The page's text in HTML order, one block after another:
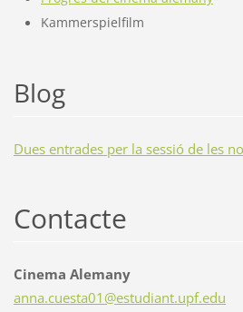
Kammerspielfilm
Blog
Dues entrades per la sessió de les
Contacte
Cinema Alemany
anna.cuesta01@estudiant.upf.edu